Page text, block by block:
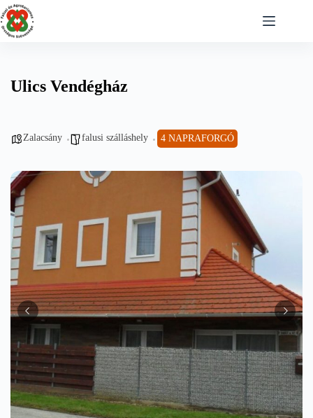
Skip
to
content
Ulics Vendégház
Zalacsány falusi szálláshely 4 NAPRAFORGÓ